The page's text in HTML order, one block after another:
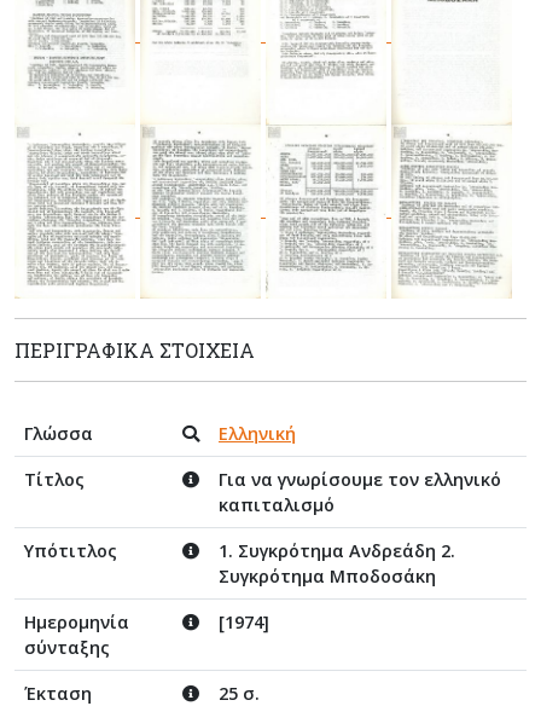
ΠΕΡΙΓΡΑΦΙΚΆ ΣΤΟΙΧΕΊΑ
Γλώσσα
Ελληνική
Τίτλος
Για να γνωρίσουμε τον ελληνικό
καπιταλισμό
Υπότιτλος
1. Συγκρότημα Ανδρεάδη 2.
Συγκρότημα Μποδοσάκη
Ημερομηνία
σύνταξης
[1974]
Έκταση
25 σ.